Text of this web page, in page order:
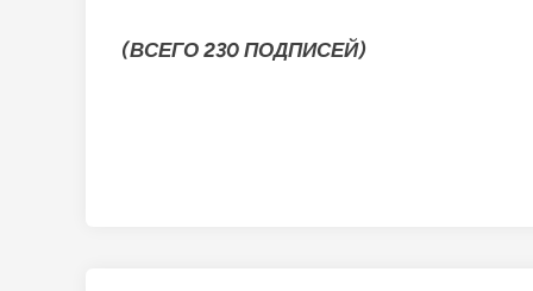
(ВСЕГО 230 ПОДПИСЕЙ)